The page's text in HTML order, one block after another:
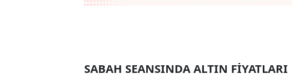
SABAH SEANSINDA ALTIN FİYATLARI